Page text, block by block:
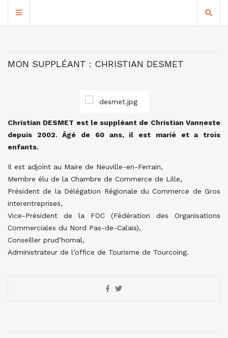
MON SUPPLÉANT : CHRISTIAN DESMET
Christian DESMET est le suppléant de Christian Vanneste
depuis 2002. Âgé de 60 ans, il est marié et a trois
enfants.
Il est adjoint au Maire de Neuville-en-Ferrain,
Membre élu de la Chambre de Commerce de Lille,
Président de la Délégation Régionale du Commerce de Gros
interentreprises,
Vice-Président de la FOC (Fédération des Organisations
Commerciales du Nord Pas-de-Calais),
Conseiller prud’homal,
Administrateur de l’office de Tourisme de Tourcoing.